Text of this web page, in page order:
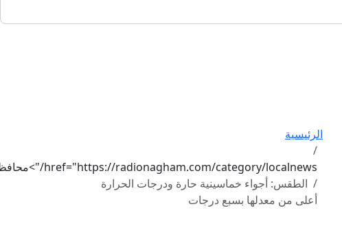
الرئيسية
href="https://radionagham.com/category/localnews/">محافظات
الطقس: أجواء خماسينية حارة ودرجات الحرارة
أعلى من معدلها بسبع درجات